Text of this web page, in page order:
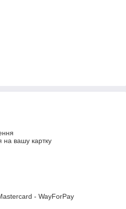
на вашу картку
- WayForPay